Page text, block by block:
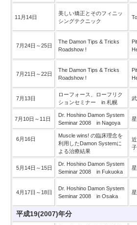
11月14日
美しい矯正とそのフィニッ
シングテクニック
7月24日～25日
The Damon Tips & Tricks
Roadshow !
7月21日～22日
The Damon Tips & Tricks
Roadshow !
7月13日
ローフォース、ローフリク
ションセミナー in 札幌
7月10日～11日
Dr. Hoshino Damon System
Seminar 2008 in Nagoya
6月16日
Muscle wins! の臨床理念を
利用したDamon Systemに
よる治療結果
子
5月14日～15日
Dr. Hoshino Damon System
Seminar 2008 in Fukuoka
4月17日～18日
Dr. Hoshino Damon System
Seminar 2008 in Osaka
平成19(2007)年分